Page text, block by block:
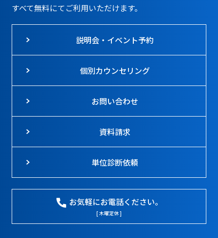
すべて無料にてご利用いただけます。
説明会・イベント予約
個別カウンセリング
お問い合わせ
資料請求
単位診断依頼
お気軽にお電話ください。
[ 木曜定休 ]